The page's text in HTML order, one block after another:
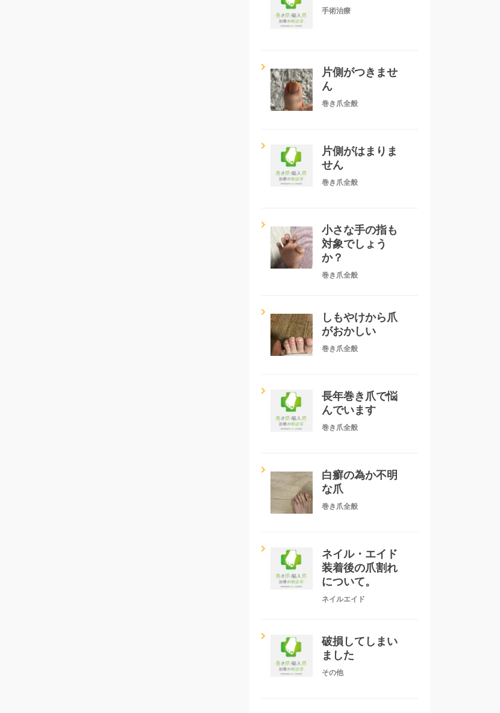
手術治療
片側がつきませ
ん
巻き爪全般
片側がはまりま
せん
巻き爪全般
小さな手の指も
対象でしょう
か？
巻き爪全般
しもやけから爪
がおかしい
巻き爪全般
長年巻き爪で悩
んでいます
巻き爪全般
白癬の為か不明
な爪
巻き爪全般
ネイル・エイド
装着後の爪割れ
について。
ネイルエイド
破損してしまい
ました
その他